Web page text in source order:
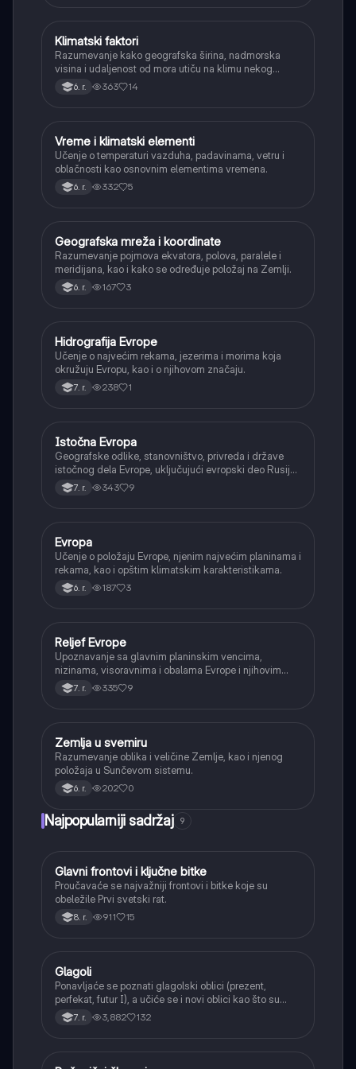
Geografija
Klimatski faktori
Razumevanje kako geografska širina, nadmorska
visina i udaljenost od mora utiču na klimu nekog
područja.
6. r. 363 14
Geografija
Vreme i klimatski elementi
Učenje o temperaturi vazduha, padavinama, vetru i
oblačnosti kao osnovnim elementima vremena.
6. r. 332 5
Geografija
Geografska mreža i koordinate
Razumevanje pojmova ekvatora, polova, paralele i
meridijana, kao i kako se određuje položaj na Zemlji.
6. r. 167 3
Geografija
Hidrografija Evrope
Učenje o najvećim rekama, jezerima i morima koja
okružuju Evropu, kao i o njihovom značaju.
7. r. 238 1
Geografija
Istočna Evropa
Geografske odlike, stanovništvo, privreda i države
istočnog dela Evrope, uključujući evropski deo Rusije,
Ukrajinu i Belorusiju.
7. r. 343 9
Geografija
Evropa
Učenje o položaju Evrope, njenim najvećim planinama i
rekama, kao i opštim klimatskim karakteristikama.
6. r. 187 3
Geografija
Reljef Evrope
Upoznavanje sa glavnim planinskim vencima,
nizinama, visoravnima i obalama Evrope i njihovim
nastankom.
7. r. 335 9
Geografija
Zemlja u svemiru
Razumevanje oblika i veličine Zemlje, kao i njenog
položaja u Sunčevom sistemu.
6. r. 202 0
Najpopularniji sadržaj 9
Istorija
Glavni frontovi i ključne bitke
Proučavaće se najvažniji frontovi i bitke koje su
obeležile Prvi svetski rat.
8. r. 911 15
Srpski jezik
Glagoli
Ponavljaće se poznati glagolski oblici (prezent,
perfekat, futur I), a učiće se i novi oblici kao što su
aorist, imperfekat, pluskvamperfekat, futur II, kao i
glagolski prilozi i pridevi.
7. r. 3,882 132